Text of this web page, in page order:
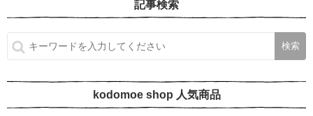
記事検索
kodomoe shop 人気商品